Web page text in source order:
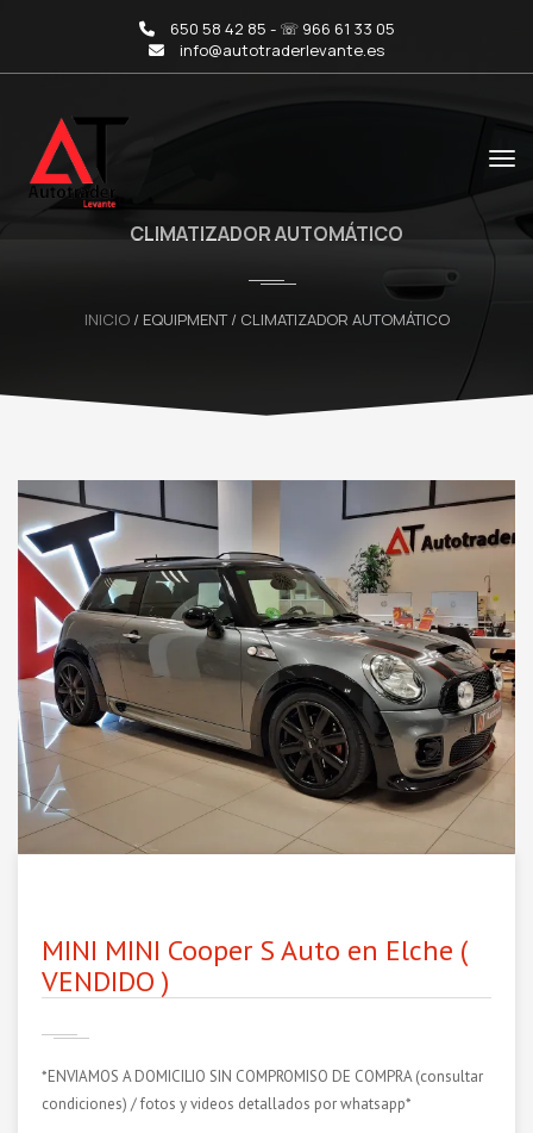
650 58 42 85 - ☏ 966 61 33 05
info@autotraderlevante.es
CLIMATIZADOR AUTOMÁTICO
INICIO/ EQUIPMENT / CLIMATIZADOR AUTOMÁTICO
MINI MINI Cooper S Auto en Elche (
VENDIDO )
*ENVIAMOS A DOMICILIO SIN COMPROMISO DE COMPRA (consultar
condiciones) / fotos y videos detallados por whatsapp*